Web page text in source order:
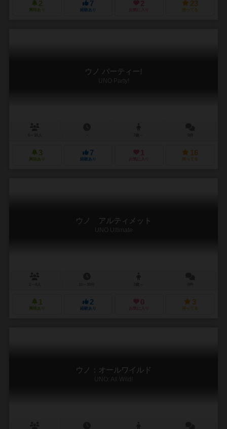
2
興味あり
7
経験あり
2
お気に入り
23
持ってる
ウノ パーティー!
UNO Party!
3
興味あり
7
経験あり
1
お気に入り
16
持ってる
ウノ アルティメット
UNO Ultimate
1
興味あり
2
経験あり
0
お気に入り
3
持ってる
ウノ：オールワイルド
UNO: All Wild!